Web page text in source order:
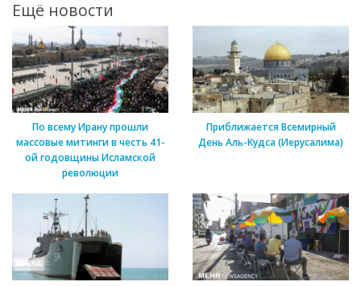
Ещё новости
По всему Ирану прошли
массовые митинги в честь 41-
ой годовщины Исламской
революции
Приближается Всемирный
День Аль-Кудса (Иерусалима)